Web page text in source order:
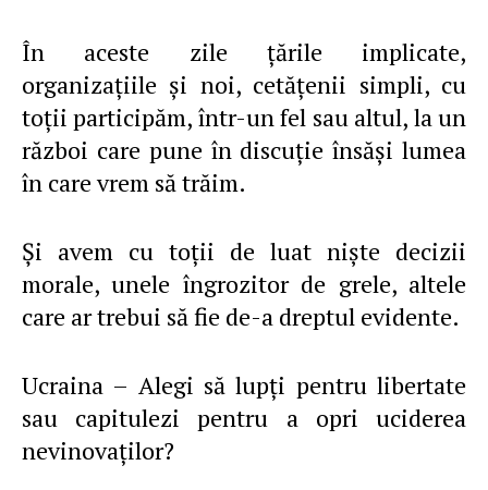
În aceste zile ţările implicate,
organizaţiile şi noi, cetăţenii simpli, cu
toţii participăm, într-un fel sau altul, la un
război care pune în discuţie însăşi lumea
în care vrem să trăim.
Şi avem cu toţii de luat nişte decizii
morale, unele îngrozitor de grele, altele
care ar trebui să fie de-a dreptul evidente.
Ucraina – Alegi să lupţi pentru libertate
sau capitulezi pentru a opri uciderea
nevinovaţilor?